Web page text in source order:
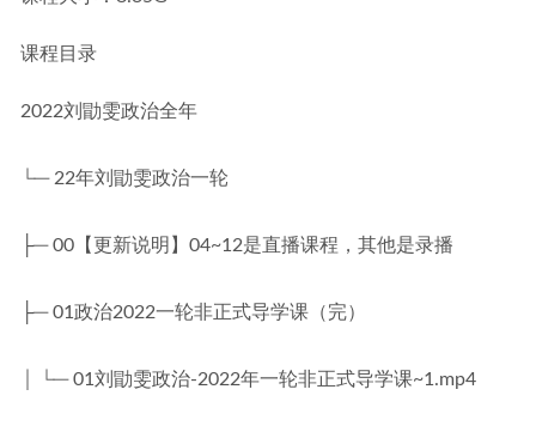
课程目录
2022刘勖雯政治全年
└─ 22年刘勖雯政治一轮
├─ 00【更新说明】04~12是直播课程，其他是录播
├─ 01政治2022一轮非正式导学课（完）
│ └─ 01刘勖雯政治-2022年一轮非正式导学课~1.mp4